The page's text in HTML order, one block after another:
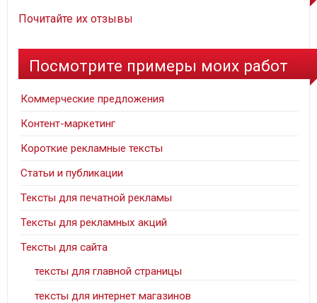
Почитайте их отзывы
Посмотрите примеры моих работ
Коммерческие предложения
Контент-маркетинг
Короткие рекламные тексты
Статьи и публикации
Тексты для печатной рекламы
Тексты для рекламных акций
Тексты для сайта
тексты для главной страницы
тексты для интернет магазинов